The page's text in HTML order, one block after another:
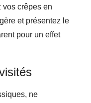
vos crêpes en
et présentez le
pour un effet
ne